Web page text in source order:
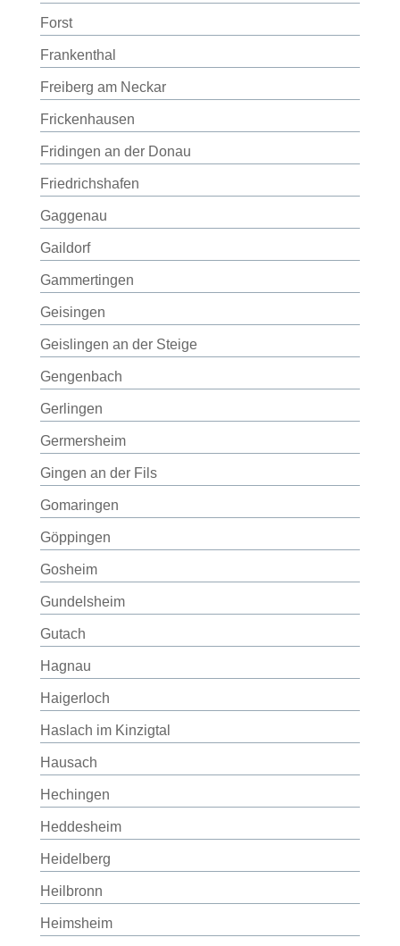
Forst
Frankenthal
Freiberg am Neckar
Frickenhausen
Fridingen an der Donau
Friedrichshafen
Gaggenau
Gaildorf
Gammertingen
Geisingen
Geislingen an der Steige
Gengenbach
Gerlingen
Germersheim
Gingen an der Fils
Gomaringen
Göppingen
Gosheim
Gundelsheim
Gutach
Hagnau
Haigerloch
Haslach im Kinzigtal
Hausach
Hechingen
Heddesheim
Heidelberg
Heilbronn
Heimsheim